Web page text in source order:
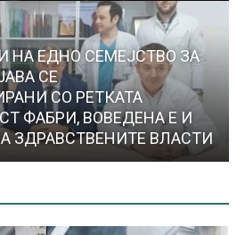
НА ЕДНО СЕМЕЈСТВО ЗА
СЕ
СО РЕТКАТА
ФАБРИ, ВОВЕДЕНА Е И
ЗДРАВСТВЕНИТЕ ВЛАСТИ